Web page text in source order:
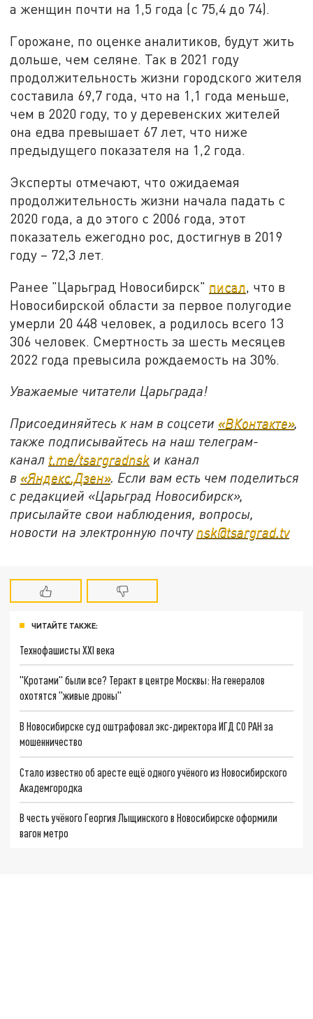
а женщин почти на 1,5 года (с 75,4 до 74).
Горожане, по оценке аналитиков, будут жить
дольше, чем селяне. Так в 2021 году
продолжительность жизни городского жителя
составила 69,7 года, что на 1,1 года меньше,
чем в 2020 году, то у деревенских жителей
она едва превышает 67 лет, что ниже
предыдущего показателя на 1,2 года.
Эксперты отмечают, что ожидаемая
продолжительность жизни начала падать с
2020 года, а до этого с 2006 года, этот
показатель ежегодно рос, достигнув в 2019
году – 72,3 лет.
Ранее "Царьград Новосибирск" писал , что в
Новосибирской области за первое полугодие
умерли 20 448 человек, а родилось всего 13
306 человек. Смертность за шесть месяцев
2022 года превысила рождаемость на 30%.
Уважаемые читатели Царьграда!
Присоединяйтесь к нам в соцсети «ВКонтакте»,
также подписывайтесь на наш телеграм-
канал t.me/tsargradnsk и канал
в «Яндекс.Дзен». Если вам есть чем поделиться
с редакцией «Царьград Новосибирск»,
присылайте свои наблюдения, вопросы,
новости на электронную почту nsk@tsargrad.tv
ЧИТАЙТЕ ТАКЖЕ:
Технофашисты XXI века
"Кротами" были все? Теракт в центре Москвы: На генералов
охотятся "живые дроны"
В Новосибирске суд оштрафовал экс-директора ИГД СО РАН за
мошенничество
Стало известно об аресте ещё одного учёного из Новосибирского
Академгородка
В честь учёного Георгия Лыщинского в Новосибирске оформили
вагон метро